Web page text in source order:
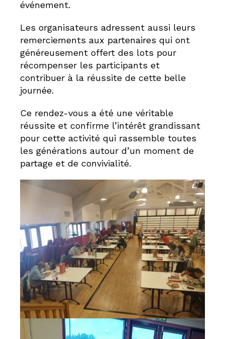
événement.
Les organisateurs adressent aussi leurs
remerciements aux partenaires qui ont
généreusement offert des lots pour
récompenser les participants et
contribuer à la réussite de cette belle
journée.
Ce rendez-vous a été une véritable
réussite et confirme l’intérêt grandissant
pour cette activité qui rassemble toutes
les générations autour d’un moment de
partage et de convivialité.